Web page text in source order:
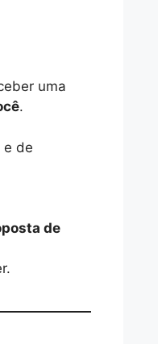
uma
.
e de
de